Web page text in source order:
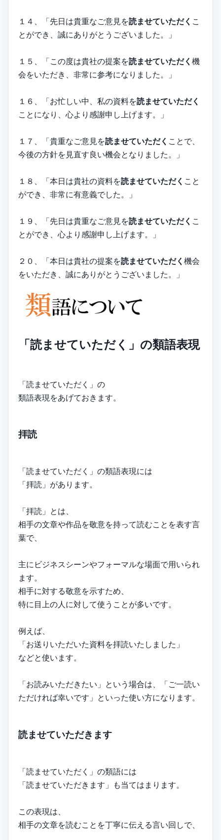
１４、「先日は貴重なご意見を読ませていただく こ
とができ、誠にありがとうございました。」
１５、「この度は貴社の提案を読ませていただく 機
会をいただき、非常に参考になりました。」
１６、「お忙しい中、私の資料を読ませていただく
ことになり、心より感謝申し上げます。」
１７、「貴重なご意見を読ませていただく ことで、
今後の方針を見直す良い機会となりました。」
１８、「本日は貴社の資料を読ませていただく こと
ができ、非常に有意義でした。」
１９、「先日は貴重なご意見を読ませていただく こ
とができ、心より感謝申し上げます。」
２０、「本日は貴社の提案を読ませていただく 機会
をいただき、誠にありがとうございました。」
「読ませていただく」の類語表現
「読ませていただく」の
類語表現をあげておきます。
拝読
「読ませていただく」の類語表現には
「拝読」があります。
「拝読」とは、
相手の文章や作品を敬意を持って読むことを表す言
葉で、
主にビジネスシーンやフォーマルな場面で用いられ
ます。
相手に対する敬意を示すため、
特に目上の人に対して使うことが多いです。
例えば、
「お送りいただいた資料を拝読いたしました」
などと使います。
「お読みいただきたい」という場合は、「ご一読い
ただければ幸いです」といった使い方になります。
読ませていただきます
「読ませていただく」の類語には
「読ませていただきます」も当てはまります。
この表現は、
相手の文章を読むことを丁寧に伝える言い回しで、